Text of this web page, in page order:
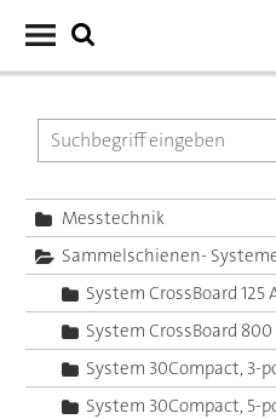
Messtechnik
Sammelschienen-
System CrossBoard 125
System CrossBoard 800
System 30Compact, 3-
System 30Compact, 5-